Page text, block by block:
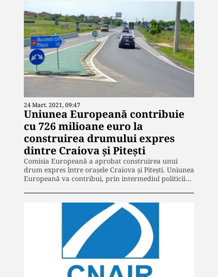
24 Mart. 2021, 09:47
Uniunea Europeană contribuie
cu 726 milioane euro la
construirea drumului expres
dintre Craiova și Pitești
Comisia Europeană a aprobat construirea unui
drum expres între orașele Craiova și Pitești. Uniunea
Europeană va contribui, prin intermediul politicii…